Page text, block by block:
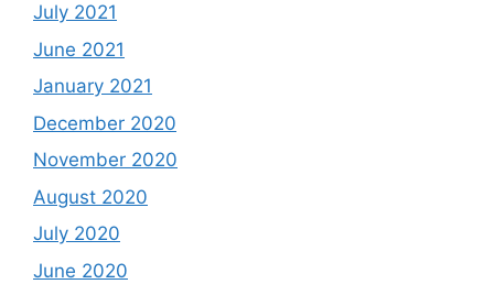
July 2021
June 2021
January 2021
December 2020
November 2020
August 2020
July 2020
June 2020